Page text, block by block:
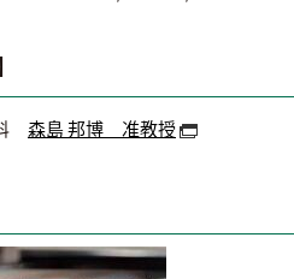
森島 邦博 准教授